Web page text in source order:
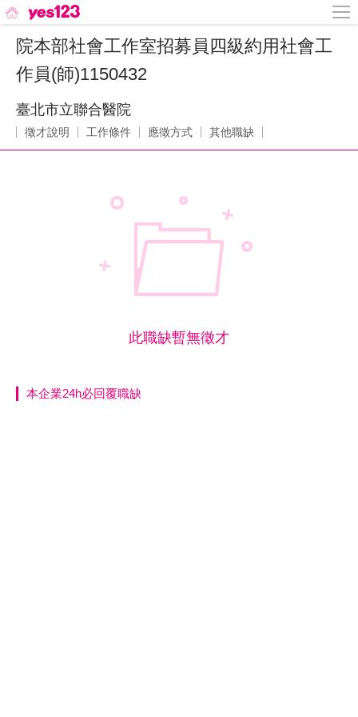
院本部社會工作室招募員四級約用社會工
作員(師)1150432
臺北市立聯合醫院
徵才說明 工作條件 應徵方式 其他職缺
此職缺暫無徵才
本企業24h必回覆職缺